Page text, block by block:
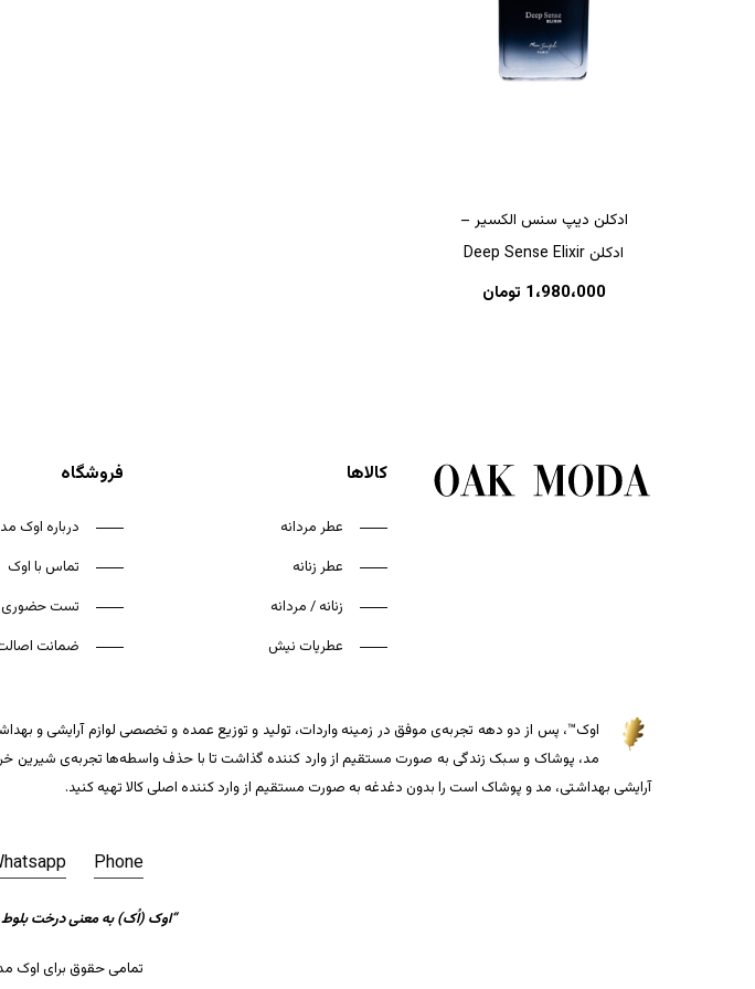
هیچ محصولی در سبد خرید نیست.
ادکلن دیپ سنس الکسیر –
ادکلن Deep Sense Elixir
1،980،000 تومان
کالاها
عطر مردانه
عطر زنانه
زنانه / مردانه
عطریات نیش
فروشگاه
درباره اوک
تماس با اوک
تست حضوری
ضمانت اصالت
اوک™، پس از دو دهه تجربه‌ی موفق در زمینه واردات، تولید و توزیع عمده و تخصصی لوازم آرایشی و
مد، پوشاک و سبک زندگی به صورت مستقیم از وارد کننده گذاشت تا با حذف واسطه‌ها تجربه‌ی شیرین
آرایشی بهداشتی، مد و پوشاک است را بدون دغدغه به صورت مستقیم از وارد کننده اصلی کالا تهیه کنید.
Phone
“اوک (اُک) به معنی درخت بلوط
تمامی حقوق برای اوک